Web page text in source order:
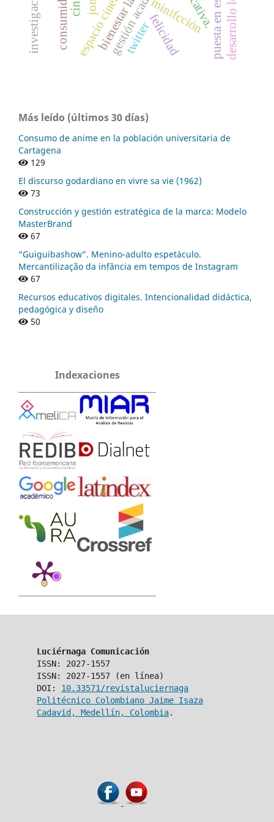
cine minifcción
consumidor. felicidad
twitter desarrollo local
Más leído (últimos 30 días)
Consumo de anime en la población universitaria de
Cartagena
129
El discurso godardiano en vivre sa vie (1962)
73
Construcción y gestión estratégica de la marca: Modelo
MasterBrand
67
“Guiguibashow”. Menino-adulto espetáculo.
Mercantilização da infância em tempos de Instagram
67
Recursos educativos digitales. Intencionalidad didáctica,
pedagógica y diseño
50
Indexaciones
Luciérnaga Comunicación
ISSN: 2027-1557
ISSN: 2027-1557 (en línea)
DOI: 10.33571/revistaluciernaga
Politécnico Colombiano Jaime Isaza
Cadavid, Medellín, Colombia.